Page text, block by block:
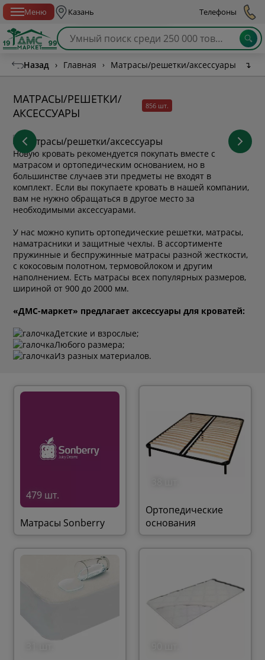
Меню Казань Телефоны
Назад › Главная › Матрасы/решетки/аксессуары ↴
МАТРАСЫ/РЕШЕТКИ/
АКСЕССУАРЫ
856 шт.
Новую кровать рекомендуется покупать вместе с
матрасом и ортопедическим основанием, но в
большинстве случаев эти предметы не входят в
комплект. Если вы покупаете кровать в нашей компании,
вам не нужно обращаться в другое место за
необходимыми аксессуарами.
У нас можно купить ортопедические решетки, матрасы,
наматрасники и защитные чехлы. В ассортименте
пружинные и беспружинные матрасы разной жесткости,
с кокосовым полотном, термовойлоком и другим
наполнением. Есть матрасы всех популярных размеров,
шириной от 900 до 2000 мм.
«ДМС-маркет» предлагает аксессуары для кроватей:
Детские и взрослые;
Любого размера;
Из разных материалов.
479 шт.
Матрасы Sonberry
Ортопедические
основания